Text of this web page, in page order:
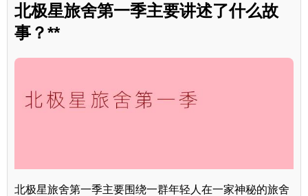
北极星旅舍第一季主要讲述了什么故
事？**
北极星旅舍第一季主要围绕一群年轻人在一家神秘的旅舍